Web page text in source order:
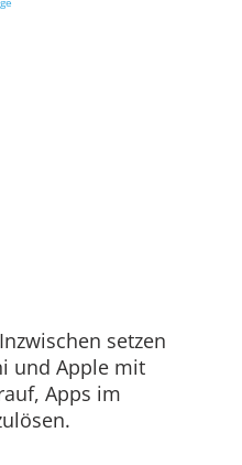
setzen
und Apple mit
Apps im